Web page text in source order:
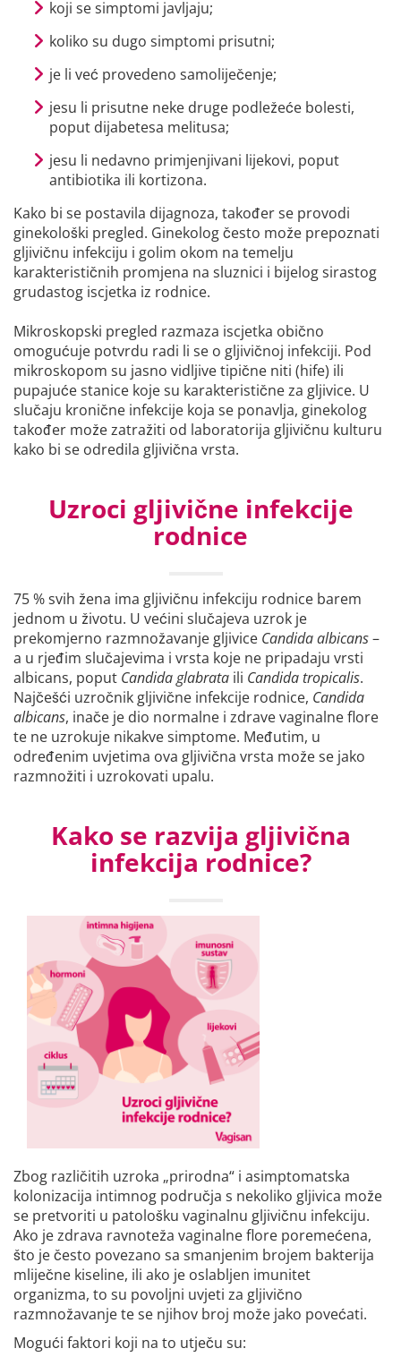
koji se simptomi javljaju;
koliko su dugo simptomi prisutni;
je li već provedeno samoliječenje;
jesu li prisutne neke druge podležeće bolesti,
poput dijabetesa melitusa;
jesu li nedavno primjenjivani lijekovi, poput
antibiotika ili kortizona.
Kako bi se postavila dijagnoza, također se provodi
ginekološki pregled. Ginekolog često može prepoznati
gljivičnu infekciju i golim okom na temelju
karakterističnih promjena na sluznici i bijelog sirastog
grudastog iscjetka iz rodnice.
Mikroskopski pregled razmaza iscjetka obično
omogućuje potvrdu radi li se o gljivičnoj infekciji. Pod
mikroskopom su jasno vidljive tipične niti (hife) ili
pupajuće stanice koje su karakteristične za gljivice. U
slučaju kronične infekcije koja se ponavlja, ginekolog
također može zatražiti od laboratorija gljivičnu kulturu
kako bi se odredila gljivična vrsta.
Uzroci gljivične infekcije
rodnice
75 % svih žena ima gljivičnu infekciju rodnice barem
jednom u životu. U većini slučajeva uzrok je
prekomjerno razmnožavanje gljivice Candida albicans–
a u rjeđim slučajevima i vrsta koje ne pripadaju vrsti
albicans, poput Candida glabrata ili Candida tropicalis.
Najčešći uzročnik gljivične infekcije rodnice, Candida
albicans, inače je dio normalne i zdrave vaginalne flore
te ne uzrokuje nikakve simptome. Međutim, u
određenim uvjetima ova gljivična vrsta može se jako
razmnožiti i uzrokovati upalu.
Kako se razvija gljivična
infekcija rodnice?
Zbog različitih uzroka „prirodna“ i asimptomatska
kolonizacija intimnog područja s nekoliko gljivica može
se pretvoriti u patološku vaginalnu gljivičnu infekciju.
Ako je zdrava ravnoteža vaginalne flore poremećena,
što je često povezano sa smanjenim brojem bakterija
mliječne kiseline, ili ako je oslabljen imunitet
organizma, to su povoljni uvjeti za gljivično
razmnožavanje te se njihov broj može jako povećati.
Mogući faktori koji na to utječu su: